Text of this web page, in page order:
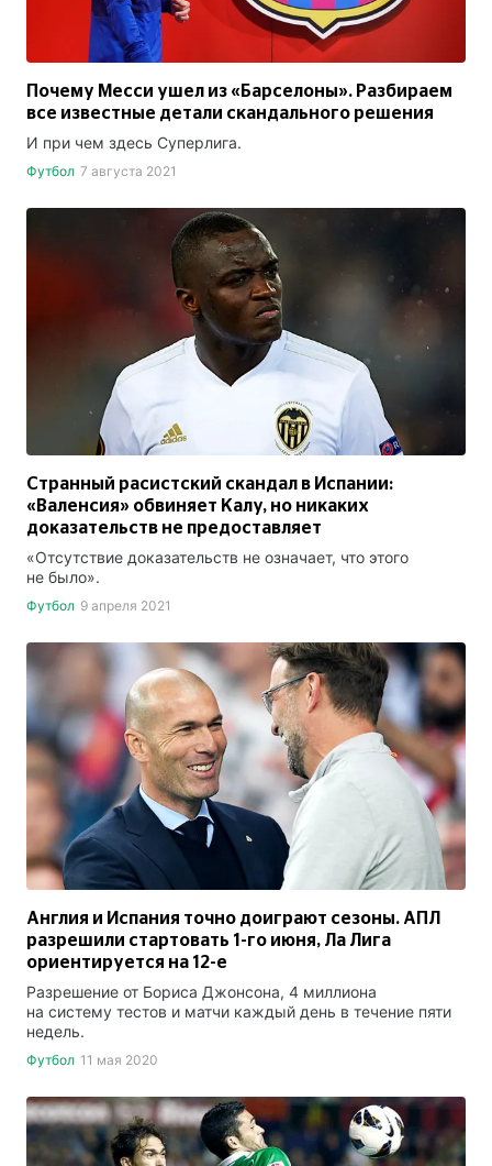
Почему Месси ушел из «Барселоны». Разбираем
все известные детали скандального решения
И при чем здесь Суперлига.
Футбол 7 августа 2021
Странный расистский скандал в Испании:
«Валенсия» обвиняет Калу, но никаких
доказательств не предоставляет
«Отсутствие доказательств не означает, что этого
не было».
Футбол 9 апреля 2021
Англия и Испания точно доиграют сезоны. АПЛ
разрешили стартовать 1-го июня, Ла Лига
ориентируется на 12-е
Разрешение от Бориса Джонсона, 4 миллиона
на систему тестов и матчи каждый день в течение пяти
недель.
Футбол 11 мая 2020